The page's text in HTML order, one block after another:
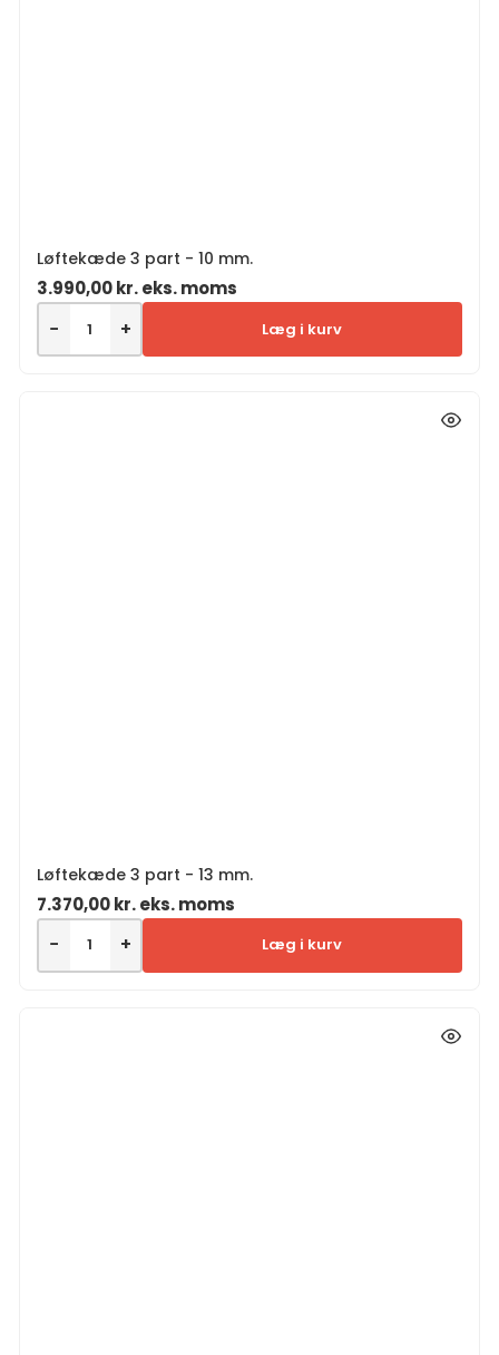
Løftekæde 3 part - 10 mm.
3.990,00kr.eks. moms
− + Læg i kurv
Løftekæde 3 part - 13 mm.
7.370,00kr.eks. moms
− + Læg i kurv